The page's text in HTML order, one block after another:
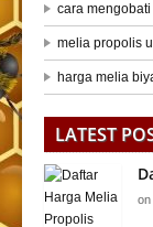
cara
melia propolis
harga melia
LATEST
on